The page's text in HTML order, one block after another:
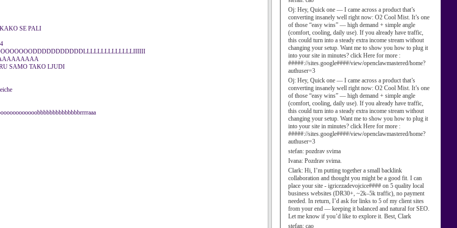
Oj: Hey, Quick one — I came across a product that’s
converting insanely well right now: O2 Cool Mist. It’s one
of those “easy wins” — high demand + simple angle
(comfort, cooling, daily use). If you already have traffic,
this could turn into a steady extra income stream without
changing your setup. Want me to show you how to plug it
into your site in minutes? click Here for more :
#####://sites.google####/view/openclawmastered/home?
authuser=3
Oj: Hey, Quick one — I came across a product that’s
converting insanely well right now: O2 Cool Mist. It’s one
of those “easy wins” — high demand + simple angle
(comfort, cooling, daily use). If you already have traffic,
this could turn into a steady extra income stream without
changing your setup. Want me to show you how to plug it
into your site in minutes? click Here for more :
#####://sites.google####/view/openclawmastered/home?
authuser=3
stefan: pozdrav svima
Ivana: Pozdrav svima.
Clark: Hi, I’m putting together a small backlink
collaboration and thought you might be a good fit. I can
place your site - igricezadevojcice#### on 5 quality local
business websites (DR30+, ~2k–5k traffic), no payment
needed. In return, I’d ask for links to 5 of my client sites
from your end — keeping it balanced and natural for SEO.
Let me know if you’d like to explore it. Best, Clark
stefan: cao
SE PALI
SAMO TAKO LJUDI